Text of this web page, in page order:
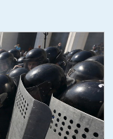
jeûne pour aider
effets de la chimio +
aux labos (pas de
mal à trouver des
Ce qui était